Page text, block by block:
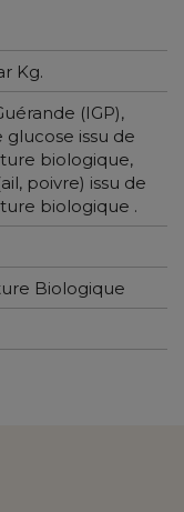
Kg.
(IGP),
glucose issu de
biologique,
poivre) issu de
biologique .
Biologique